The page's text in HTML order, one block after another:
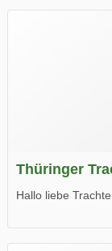
Wir wünschen
Thüringer
Hallo liebe
Wir wünschen